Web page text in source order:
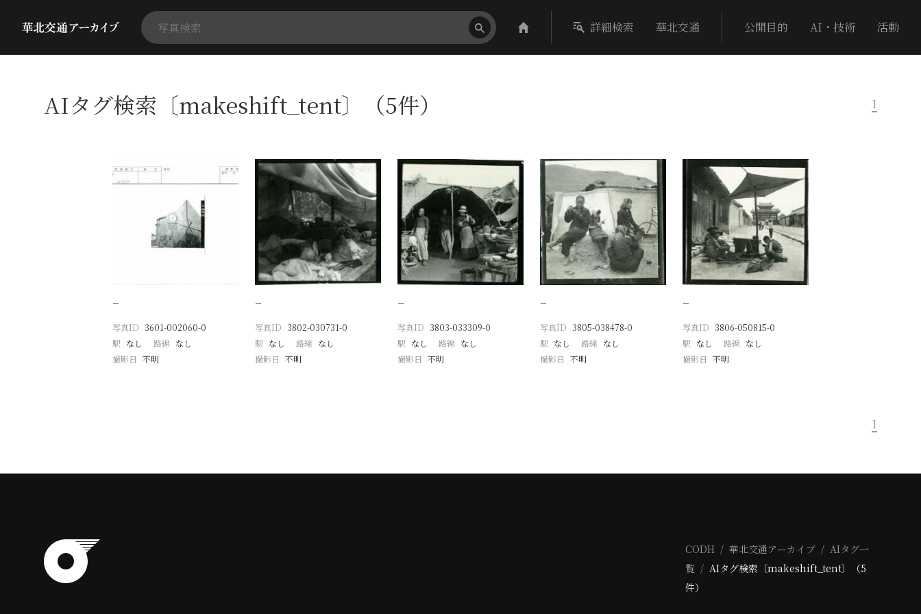
詳細検索 華北交通 公開目的 AI・技術 活動
AIタグ検索〔makeshift_tent〕（5件） 1
−
写真ID 3601-002060-0
駅 なし 路線 なし
撮影日 不明
−
写真ID 3802-030731-0
駅 なし 路線 なし
撮影日 不明
−
写真ID 3803-033309-0
駅 なし 路線 なし
撮影日 不明
−
写真ID 3805-038478-0
駅 なし 路線 なし
撮影日 不明
−
写真ID 3806-050815-0
駅 なし 路線 なし
撮影日 不明
1
CODH 華北交通アーカイブ
AIタグ一
覧
AIタグ検索〔makeshift_tent〕（5
件）